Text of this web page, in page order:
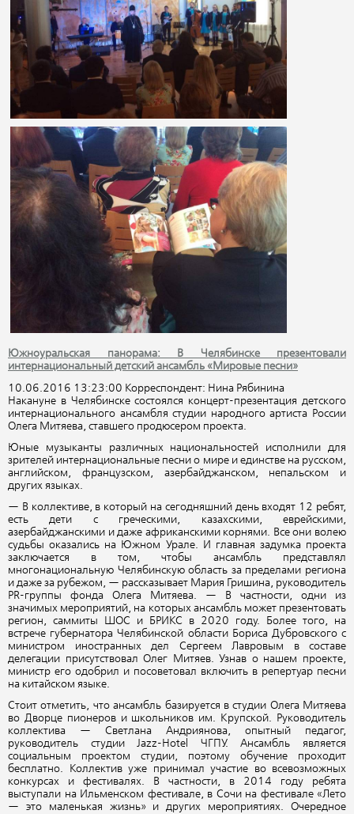
Южноуральская панорама: В Челябинске презентовали
интернациональный детский ансамбль «Мировые песни»
10.06.2016 13:23:00 Корреспондент: Нина Рябинина
Накануне в Челябинске состоялся концерт-презентация детского
интернационального ансамбля студии народного артиста России
Олега Митяева, ставшего продюсером проекта.
Юные музыканты различных национальностей исполнили для
зрителей интернациональные песни о мире и единстве на русском,
английском, французском, азербайджанском, непальском и
других языках.
— В коллективе, в который на сегодняшний день входят 12 ребят,
есть дети с греческими, казахскими, еврейскими,
азербайджанскими и даже африканскими корнями. Все они волею
судьбы оказались на Южном Урале. И главная задумка проекта
заключается в том, чтобы ансамбль представлял
многонациональную Челябинскую область за пределами региона
и даже за рубежом, — рассказывает Мария Гришина, руководитель
PR-группы фонда Олега Митяева. — В частности, одни из
значимых мероприятий, на которых ансамбль может презентовать
регион, саммиты ШОС и БРИКС в 2020 году. Более того, на
встрече губернатора Челябинской области Бориса Дубровского с
министром иностранных дел Сергеем Лавровым в составе
делегации присутствовал Олег Митяев. Узнав о нашем проекте,
министр его одобрил и посоветовал включить в репертуар песни
на китайском языке.
Стоит отметить, что ансамбль базируется в студии Олега Митяева
во Дворце пионеров и школьников им. Крупской. Руководитель
коллектива — Светлана Андриянова, опытный педагог,
руководитель студии Jazz-Hotel ЧГПУ. Ансамбль является
социальным проектом студии, поэтому обучение проходит
бесплатно. Коллектив уже принимал участие во всевозможных
конкурсах и фестивалях. В частности, в 2014 году ребята
выступали на Ильменском фестивале, в Сочи на фестивале «Лето
— это маленькая жизнь» и других мероприятиях. Очередное